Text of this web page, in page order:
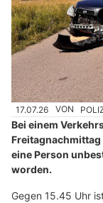
17.07.26 VON
Bei einem
Freitagnachmittag
eine Person
worden.
Gegen 15.45 Uhr